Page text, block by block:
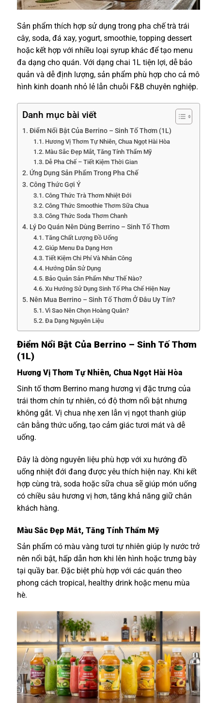
Sản phẩm thích hợp sử dụng trong pha chế trà trái
cây, soda, đá xay, yogurt, smoothie, topping dessert
hoặc kết hợp với nhiều loại syrup khác để tạo menu
đa dạng cho quán. Với dạng chai 1L tiện lợi, dễ bảo
quản và dễ định lượng, sản phẩm phù hợp cho cả mô
hình kinh doanh nhỏ lẻ lẫn chuỗi F&B chuyên nghiệp.
Danh mục bài viết
Điểm Nổi Bật Của Berrino – Sinh Tố Thơm (1L)
Hương Vị Thơm Tự Nhiên, Chua Ngọt Hài Hòa
Màu Sắc Đẹp Mắt, Tăng Tính Thẩm Mỹ
Dễ Pha Chế – Tiết Kiệm Thời Gian
Ứng Dụng Sản Phẩm Trong Pha Chế
Công Thức Gợi Ý
Công Thức Trà Thơm Nhiệt Đới
Công Thức Smoothie Thơm Sữa Chua
Công Thức Soda Thơm Chanh
Lý Do Quán Nên Dùng Berrino – Sinh Tố Thơm
Tăng Chất Lượng Đồ Uống
Giúp Menu Đa Dạng Hơn
Tiết Kiệm Chi Phí Và Nhân Công
Hướng Dẫn Sử Dụng
Bảo Quản Sản Phẩm Như Thế Nào?
Xu Hướng Sử Dụng Sinh Tố Pha Chế Hiện Nay
Nên Mua Berrino – Sinh Tố Thơm Ở Đâu Uy Tín?
Vì Sao Nên Chọn Hoàng Quân?
Đa Dạng Nguyên Liệu
Điểm Nổi Bật Của Berrino – Sinh Tố Thơm
(1L)
Hương Vị Thơm Tự Nhiên, Chua Ngọt Hài Hòa
Sinh tố thơm Berrino mang hương vị đặc trưng của
trái thơm chín tự nhiên, có độ thơm nổi bật nhưng
không gắt. Vị chua nhẹ xen lẫn vị ngọt thanh giúp
cân bằng thức uống, tạo cảm giác tươi mát và dễ
uống.
Đây là dòng nguyên liệu phù hợp với xu hướng đồ
uống nhiệt đới đang được yêu thích hiện nay. Khi kết
hợp cùng trà, soda hoặc sữa chua sẽ giúp món uống
có chiều sâu hương vị hơn, tăng khả năng giữ chân
khách hàng.
Màu Sắc Đẹp Mắt, Tăng Tính Thẩm Mỹ
Sản phẩm có màu vàng tươi tự nhiên giúp ly nước trở
nên nổi bật, hấp dẫn hơn khi lên hình hoặc trưng bày
tại quầy bar. Đặc biệt phù hợp với các quán theo
phong cách tropical, healthy drink hoặc menu mùa
hè.